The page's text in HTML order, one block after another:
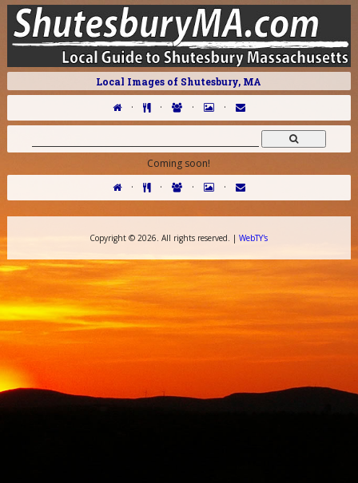
Local Images of Shutesbury, MA
· · · ·
Coming soon!
·
· · ·
Copyright ©2026. All rights reserved. |WebTY's